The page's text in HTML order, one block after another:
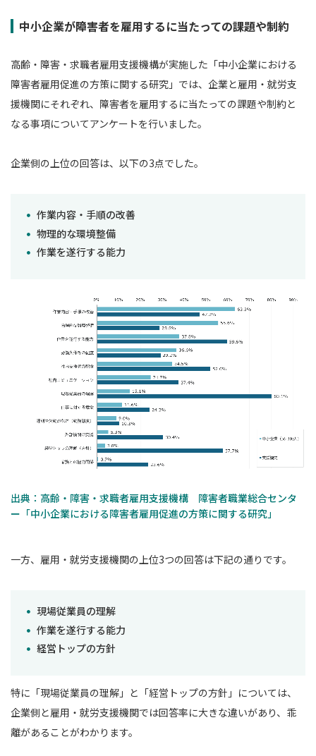
中小企業が障害者を雇用するに当たっての課題や制約
高齢・障害・求職者雇用支援機構が実施した「中小企業における
障害者雇用促進の方策に関する研究」では、企業と雇用・就労支
援機関にそれぞれ、障害者を雇用するに当たっての課題や制約と
なる事項についてアンケートを行いました。
企業側の上位の回答は、以下の3点でした。
作業内容・手順の改善
物理的な環境整備
作業を遂行する能力
出典：高齢・障害・求職者雇用支援機構 障害者職業総合センタ
ー「中小企業における障害者雇用促進の方策に関する研究」
一方、雇用・就労支援機関の上位3つの回答は下記の通りです。
現場従業員の理解
作業を遂行する能力
経営トップの方針
特に「現場従業員の理解」と「経営トップの方針」については、
企業側と雇用・就労支援機関では回答率に大きな違いがあり、乖
離があることがわかります。